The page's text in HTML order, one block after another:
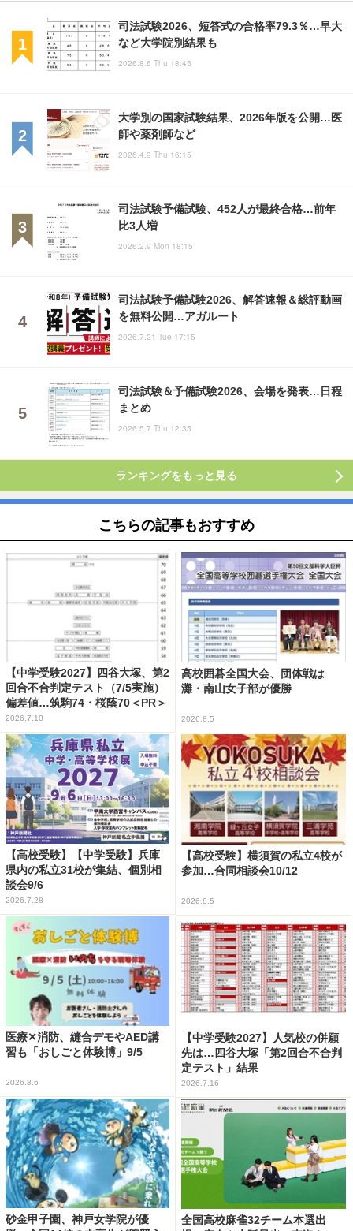
司法試験2026、短答式の合格率79.3％…早大
など大学院別結果も
2026.8.6 Thu 18:45
大学別の国家試験結果、2026年版を公開…医
師や薬剤師など
2026.4.9 Thu 16:15
司法試験予備試験、452人が最終合格…前年
比3人増
2026.2.9 Mon 18:15
司法試験予備試験2026、解答速報＆総評動画
を無料公開…アガルート
2026.7.21 Tue 17:15
司法試験＆予備試験2026、会場を発表…日程
まとめ
2026.5.7 Thu 12:35
ランキングをもっと見る
こちらの記事もおすすめ
【中学受験2027】四谷大塚、第2
回合不合判定テスト（7/5実施）
偏差値…筑駒74・桜蔭70＜PR＞
2026.7.10
高校囲碁全国大会、団体戦は
灘・南山女子部が優勝
2026.8.5
【高校受験】【中学受験】兵庫
県内の私立31校が集結、個別相
談会9/6
2026.7.28
【高校受験】横須賀の私立4校が
参加…合同相談会10/12
2026.8.5
医療✕消防、縫合デモやAED講
習も「おしごと体験博」9/5
2026.8.6
【中学受験2027】人気校の併願
先は…四谷大塚「第2回合不合判
定テスト」結果
2026.7.16
砂金甲子園、神戸女学院が優
全国高校麻雀32チーム本選出